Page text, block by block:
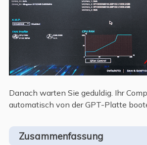
Danach warten Sie geduldig. Ihr
automatisch von der GPT-Platte
Zusammenfassung